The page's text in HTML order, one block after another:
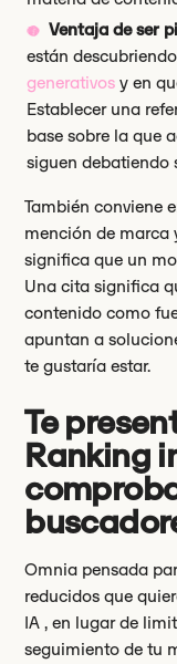
Ventaja de ser
están
generativos y en
Establecer una
base sobre la que
siguen debatiendo
También conviene
mención de
significa que un
Una cita significa
contenido como
apuntan a
te gustaría estar.
Te
Ranking
Omnia pensada
reducidos que
IA , en lugar de
seguimiento de tu